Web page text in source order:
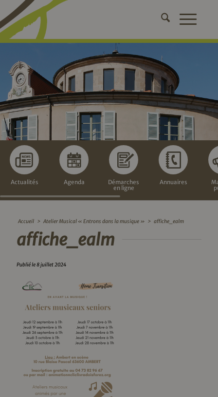
Actualités Agenda
Démarches
en ligne
Annuaires
Accueil > Atelier Musical « Entrons dans la musique » > affiche_ealm
affiche_ealm
Publié le 8 juillet 2024